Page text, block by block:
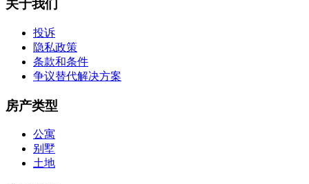
关于我们
投诉
隐私政策
条款和条件
争议替代解决方案
房产类型
公寓
别墅
土地